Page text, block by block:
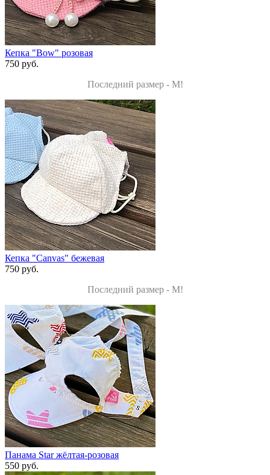
Кепка "Bow" розовая
750 руб.
Последний размер - M!
Кепка "Canvas" бежевая
750 руб.
Последний размер - M!
Панама Star жёлтая-розовая
550 руб.